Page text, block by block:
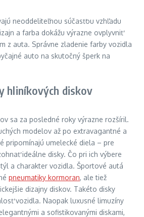
neoddeliteľnou súčasťou vzhľadu
a farba dokážu výrazne ovplyvniť
z auta. Správne zladenie farby vozidla
auto na skutočný šperk na
hliníkových diskov
sa za posledné roky výrazne rozšíril.
modelov až po extravagantné a
pripomínajú umelecké diela – pre
ideálne disky. Čo pri ich výbere
a charakter vozidla. Športové autá
pneumatiky kormoran, ale tiež
dizajny diskov. Takéto disky
vozidla. Naopak luxusné limuzíny
a sofistikovanými diskami,